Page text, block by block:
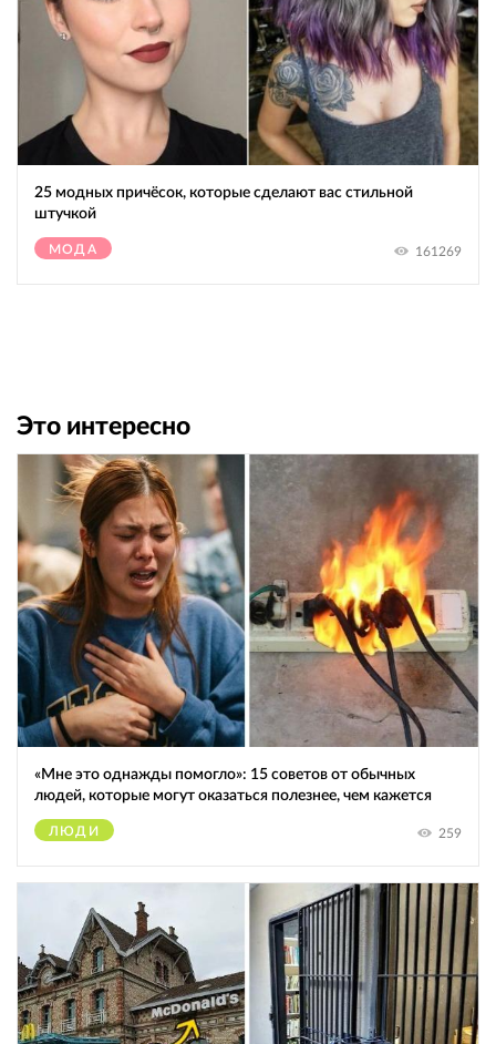
25 модных причёсок, которые сделают вас стильной
штучкой
МОДА 161269
Это интересно
«Мне это однажды помогло»: 15 советов от обычных
людей, которые могут оказаться полезнее, чем кажется
ЛЮДИ 259